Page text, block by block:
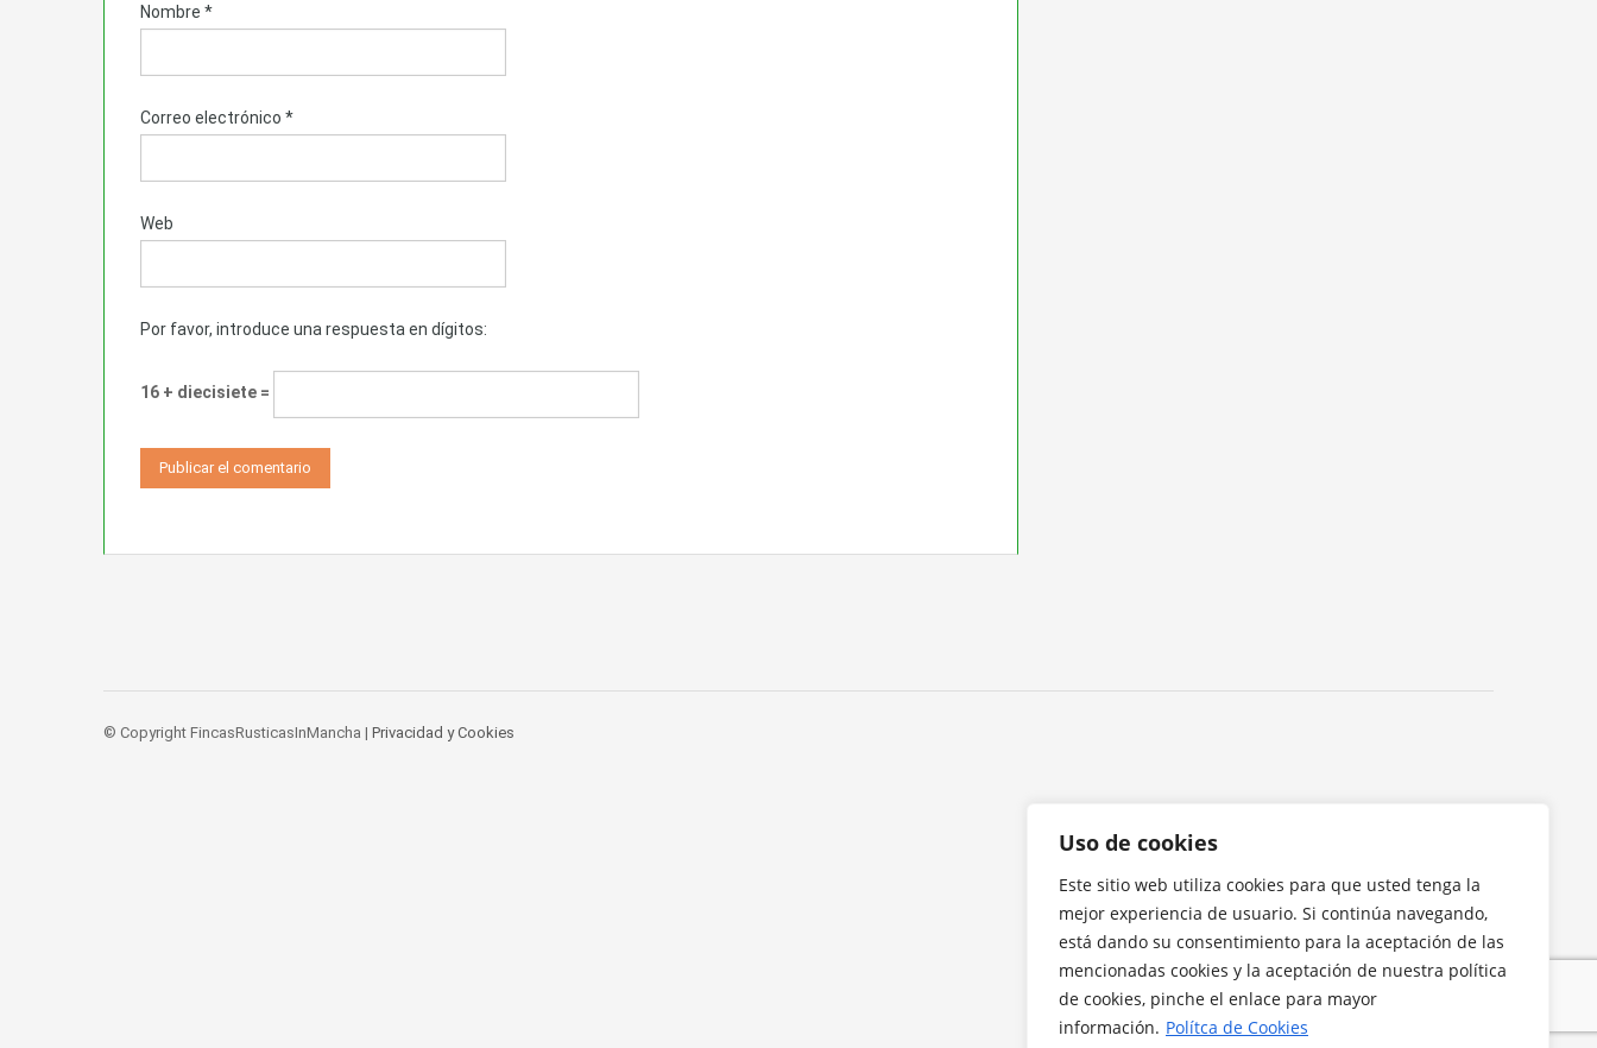
Uso de cookies
Este sitio web utiliza cookies para que usted tenga la
mejor experiencia de usuario. Si continúa navegando,
está dando su consentimiento para la aceptación de las
mencionadas cookies y la aceptación de nuestra política
de cookies, pinche el enlace para mayor
información. Polítca de Cookies
Nombre *
Correo electrónico *
Web
Por favor, introduce una respuesta en dígitos:
16 + diecisiete =
© Copyright FincasRusticasInMancha | Privacidad y Cookies